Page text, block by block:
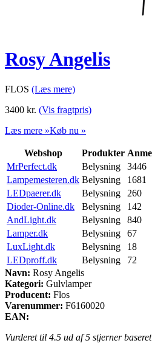
Rosy Angelis
FLOS (Læs mere)
3400 kr. (Vis fragtpris)
Læs mere »Køb nu »
Webshop Produkter
MrPerfect.dk
Belysning 3446
Lampemesteren.dk Belysning 1681
LEDpaerer.dk
Belysning 260
Dioder-Online.dk
Belysning 142
AndLight.dk
Belysning 840
Lamper.dk
Belysning 67
LuxLight.dk
Belysning 18
LEDproff.dk
Belysning 72
Navn: Rosy Angelis
Kategori: Gulvlamper
Producent: Flos
Varenummer: F6160020
EAN:
Vurderet til 4.5 ud af 5 stjerner